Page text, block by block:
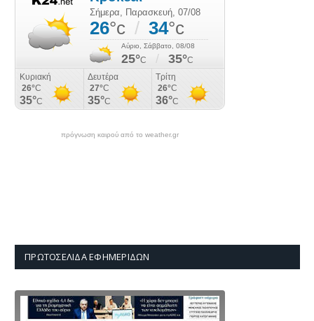
πρόγνωση καιρού από το weather.gr
ΠΡΩΤΟΣΈΛΙΔΑ ΕΦΗΜΕΡΊΔΩΝ